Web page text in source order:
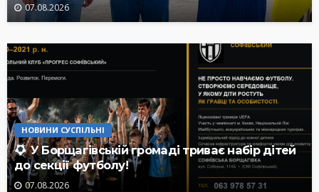
07.08.2026
НОВИНИ СУСПІЛЬНІ
У Борщагівській громаді триває набір дітей
до секції футболу!
07.08.2026